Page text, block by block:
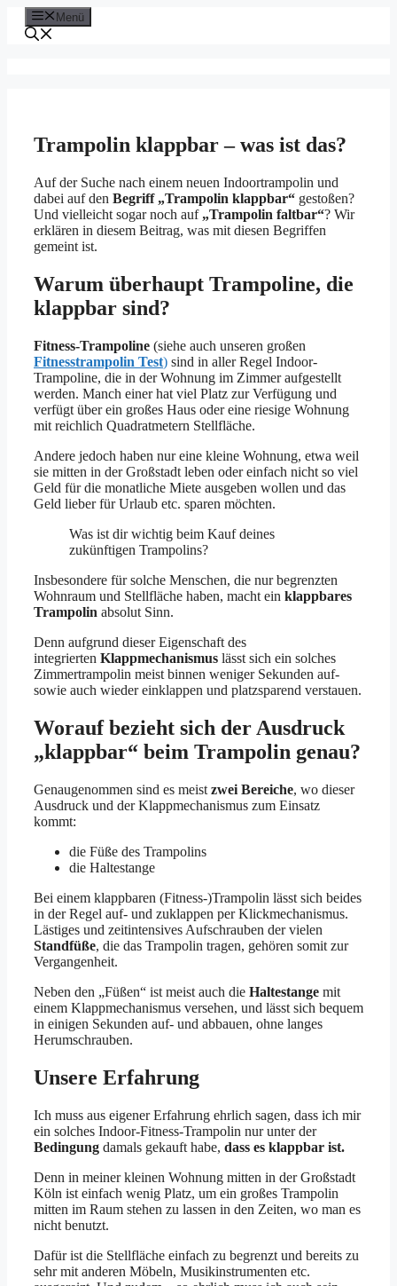
Zum
Inhalt
springen
Menü
Trampolin klappbar – was ist das?
Auf der Suche nach einem neuen Indoortrampolin und
dabei auf den Begriff „Trampolin klappbar“ gestoßen?
Und vielleicht sogar noch auf „Trampolin faltbar“? Wir
erklären in diesem Beitrag, was mit diesen Begriffen
gemeint ist.
Warum überhaupt Trampoline, die
klappbar sind?
Fitness-Trampoline (siehe auch unseren großen
Fitnesstrampolin Test) sind in aller Regel Indoor-
Trampoline, die in der Wohnung im Zimmer aufgestellt
werden. Manch einer hat viel Platz zur Verfügung und
verfügt über ein großes Haus oder eine riesige Wohnung
mit reichlich Quadratmetern Stellfläche.
Andere jedoch haben nur eine kleine Wohnung, etwa weil
sie mitten in der Großstadt leben oder einfach nicht so viel
Geld für die monatliche Miete ausgeben wollen und das
Geld lieber für Urlaub etc. sparen möchten.
Was ist dir wichtig beim Kauf deines
zukünftigen Trampolins?
Insbesondere für solche Menschen, die nur begrenzten
Wohnraum und Stellfläche haben, macht ein klappbares
Trampolin absolut Sinn.
Denn aufgrund dieser Eigenschaft des
integrierten Klappmechanismus lässt sich ein solches
Zimmertrampolin meist binnen weniger Sekunden auf-
sowie auch wieder einklappen und platzsparend verstauen.
Worauf bezieht sich der Ausdruck
„klappbar“ beim Trampolin genau?
Genaugenommen sind es meist zwei Bereiche, wo dieser
Ausdruck und der Klappmechanismus zum Einsatz
kommt:
die Füße des Trampolins
die Haltestange
Bei einem klappbaren (Fitness-)Trampolin lässt sich beides
in der Regel auf- und zuklappen per Klickmechanismus.
Lästiges und zeitintensives Aufschrauben der vielen
Standfüße, die das Trampolin tragen, gehören somit zur
Vergangenheit.
Neben den „Füßen“ ist meist auch die Haltestange mit
einem Klappmechanismus versehen, und lässt sich bequem
in einigen Sekunden auf- und abbauen, ohne langes
Herumschrauben.
Unsere Erfahrung
Ich muss aus eigener Erfahrung ehrlich sagen, dass ich mir
ein solches Indoor-Fitness-Trampolin nur unter der
Bedingung damals gekauft habe, dass es klappbar ist.
Denn in meiner kleinen Wohnung mitten in der Großstadt
Köln ist einfach wenig Platz, um ein großes Trampolin
mitten im Raum stehen zu lassen in den Zeiten, wo man es
nicht benutzt.
Dafür ist die Stellfläche einfach zu begrenzt und bereits zu
sehr mit anderen Möbeln, Musikinstrumenten etc.